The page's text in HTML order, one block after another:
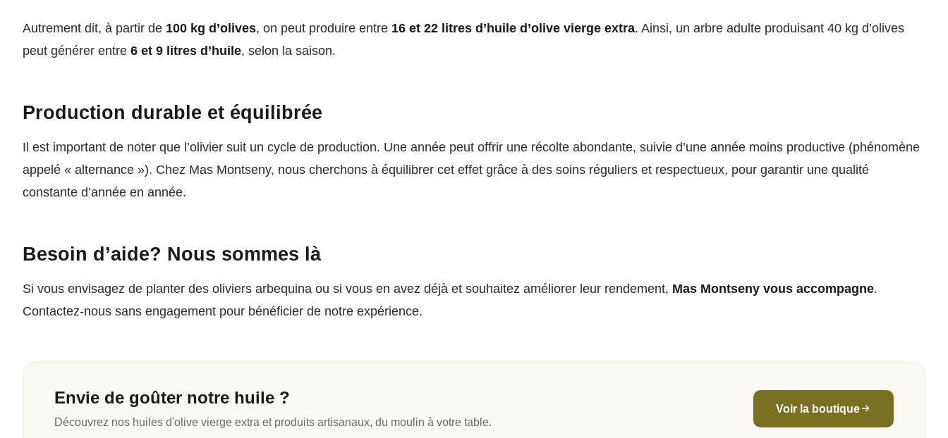
Autrement dit, à partir de 100 kg d’olives, on peut produire entre 16 et 22 litres d’huile d’olive vierge extra. Ainsi, un arbre adulte produisant 40 kg d’olives
peut générer entre 6 et 9 litres d’huile, selon la saison.
Production durable et équilibrée
Il est important de noter que l’olivier suit un cycle de production. Une année peut offrir une récolte abondante, suivie d’une année moins productive (phénomène
appelé « alternance »). Chez Mas Montseny, nous cherchons à équilibrer cet effet grâce à des soins réguliers et respectueux, pour garantir une qualité
constante d’année en année.
Besoin d’aide? Nous sommes là
Si vous envisagez de planter des oliviers arbequina ou si vous en avez déjà et souhaitez améliorer leur rendement, Mas Montseny vous accompagne.
Contactez-nous sans engagement pour bénéficier de notre expérience.
Envie de goûter notre huile ?
Découvrez nos huiles d'olive vierge extra et produits artisanaux, du moulin à votre table.
Voir la boutique